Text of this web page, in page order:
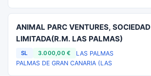
ANIMAL PARC VENTURES, SOCIEDAD
LIMITADA(R.M. LAS PALMAS)
SL 3.000,00 €
LAS PALMAS
PALMAS DE GRAN CANARIA (LAS